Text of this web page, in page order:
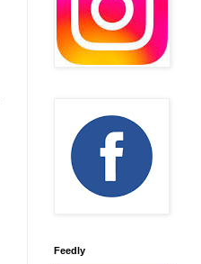
Feedly